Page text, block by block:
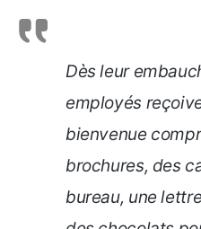
Dès leur
employés
bienvenue
brochures, des
bureau, une